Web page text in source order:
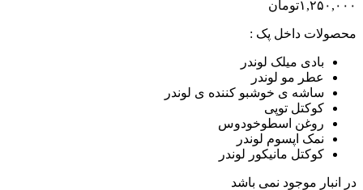
۱,۲۵۰,۰۰۰تومان
محصولات داخل پک :
بادی میلک لوندر
عطر مو لوندر
ساشه ی خوشبو کننده ی لوندر
کوکتل توپی
روغن اسطوخودوس
نمک اپسوم لوندر
کوکتل مانیکور لوندر
در انبار موجود نمی باشد